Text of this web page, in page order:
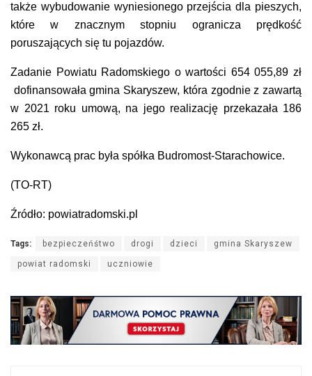
także wybudowanie wyniesionego przejścia dla pieszych,
które w znacznym stopniu ogranicza prędkość
poruszających się tu pojazdów.
Zadanie Powiatu Radomskiego o wartości 654 055,89 zł
dofinansowała gmina Skaryszew, która zgodnie z zawartą
w 2021 roku umową, na jego realizację przekazała 186
265 zł.​
Wykonawcą prac była spółka Budromost-Starachowice.
(TO-RT)
Źródło: powiatradomski.pl
Tags: bezpieczeńśtwo drogi dzieci gmina Skaryszew
powiat radomski uczniowie